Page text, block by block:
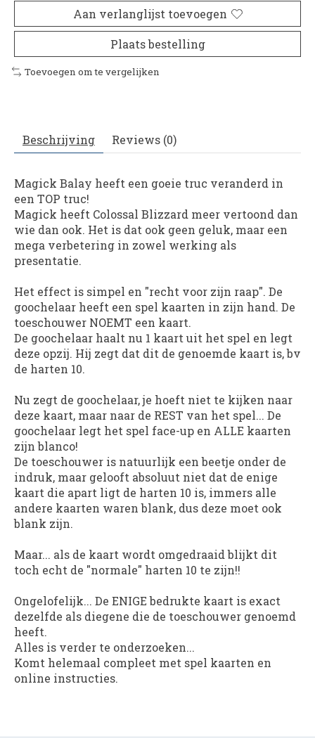
Aan verlanglijst toevoegen
Plaats bestelling
Toevoegen om te vergelijken
Beschrijving Reviews (0)
Magick Balay heeft een goeie truc veranderd in
een TOP truc!
Magick heeft Colossal Blizzard meer vertoond dan
wie dan ook. Het is dat ook geen geluk, maar een
mega verbetering in zowel werking als
presentatie.
Het effect is simpel en "recht voor zijn raap". De
goochelaar heeft een spel kaarten in zijn hand. De
toeschouwer NOEMT een kaart.
De goochelaar haalt nu 1 kaart uit het spel en legt
deze opzij. Hij zegt dat dit de genoemde kaart is, bv
de harten 10.
Nu zegt de goochelaar, je hoeft niet te kijken naar
deze kaart, maar naar de REST van het spel... De
goochelaar legt het spel face-up en ALLE kaarten
zijn blanco!
De toeschouwer is natuurlijk een beetje onder de
indruk, maar gelooft absoluut niet dat de enige
kaart die apart ligt de harten 10 is, immers alle
andere kaarten waren blank, dus deze moet ook
blank zijn.
Maar... als de kaart wordt omgedraaid blijkt dit
toch echt de "normale" harten 10 te zijn!!
Ongelofelijk... De ENIGE bedrukte kaart is exact
dezelfde als diegene die de toeschouwer genoemd
heeft.
Alles is verder te onderzoeken...
Komt helemaal compleet met spel kaarten en
online instructies.